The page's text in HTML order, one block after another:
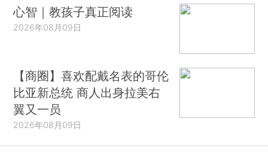
心智｜教孩子真正阅读
2026年08月09日
【商圈】喜欢配戴名表的哥伦
比亚新总统 商人出身拉美右
翼又一员
2026年08月09日